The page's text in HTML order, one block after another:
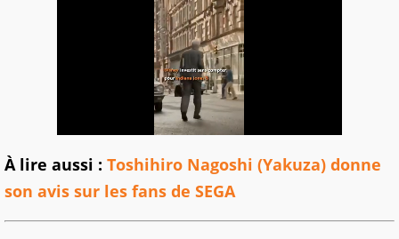
À lire aussi : Toshihiro Nagoshi (Yakuza) donne
son avis sur les fans de SEGA